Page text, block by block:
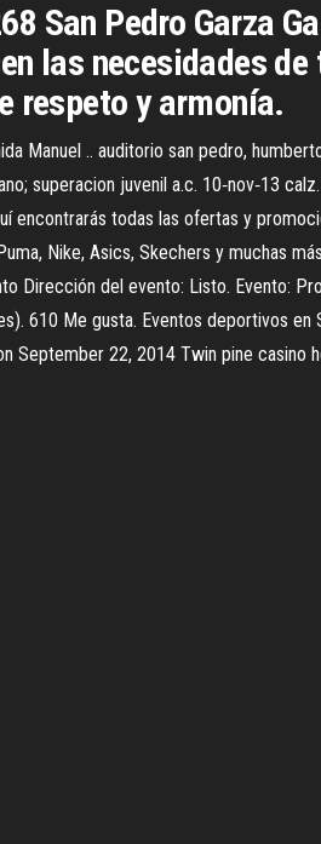
San Pedro Garza
las necesidades
respeto y armonía.
Manuel .. auditorio san pedro,
superacion juvenil a.c. 10‐nov‐13
encontrarás todas las ofertas y
Nike, Asics, Skechers y muchas
Dirección del evento: Listo. Evento:
610 Me gusta. Eventos deportivos
September 22, 2014 Twin pine casino